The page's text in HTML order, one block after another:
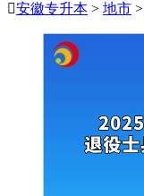
安徽专升本 > 地市 >